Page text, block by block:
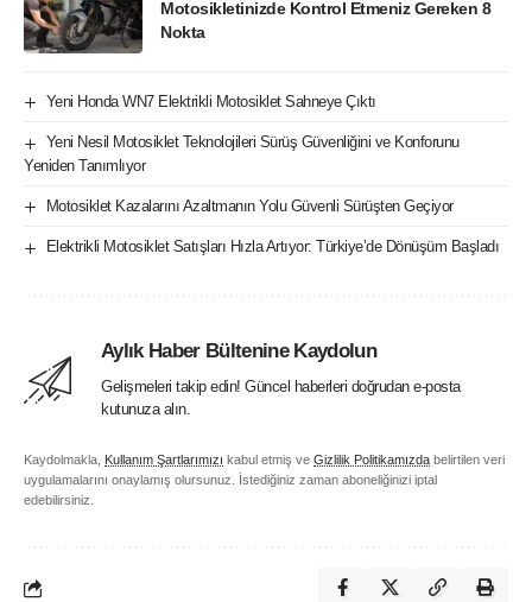
Motosikletinizde Kontrol Etmeniz Gereken 8
Nokta
Yeni Honda WN7 Elektrikli Motosiklet Sahneye Çıktı
Yeni Nesil Motosiklet Teknolojileri Sürüş Güvenliğini ve Konforunu
Yeniden Tanımlıyor
Motosiklet Kazalarını Azaltmanın Yolu Güvenli Sürüşten Geçiyor
Elektrikli Motosiklet Satışları Hızla Artıyor: Türkiye’de Dönüşüm Başladı
Aylık Haber Bültenine Kaydolun
Gelişmeleri takip edin! Güncel haberleri doğrudan e-posta
kutunuza alın.
Kaydolmakla, Kullanım Şartlarımızı kabul etmiş ve Gizlilik Politikamızda belirtilen veri
uygulamalarını onaylamış olursunuz. İstediğiniz zaman aboneliğinizi iptal
edebilirsiniz.